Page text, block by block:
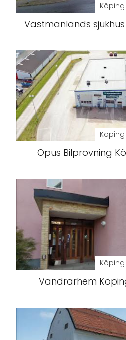
Köping
Västmanlands
Köping
Opus Bilprovning
Köping
Vandrarhem